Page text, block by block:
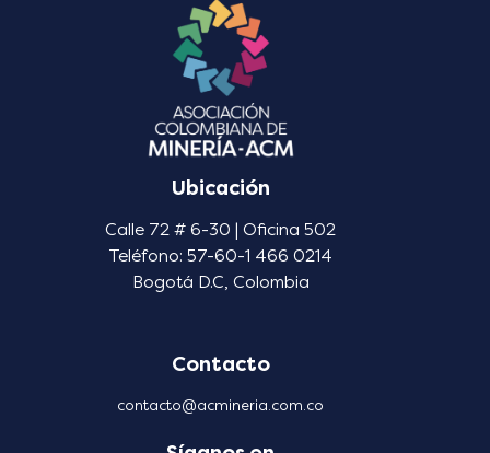
Ubicación
Calle 72 # 6-30 | Oficina 502
Teléfono: 57-60-1 466 0214
Bogotá D.C, Colombia
Contacto
contacto@acmineria.com.co